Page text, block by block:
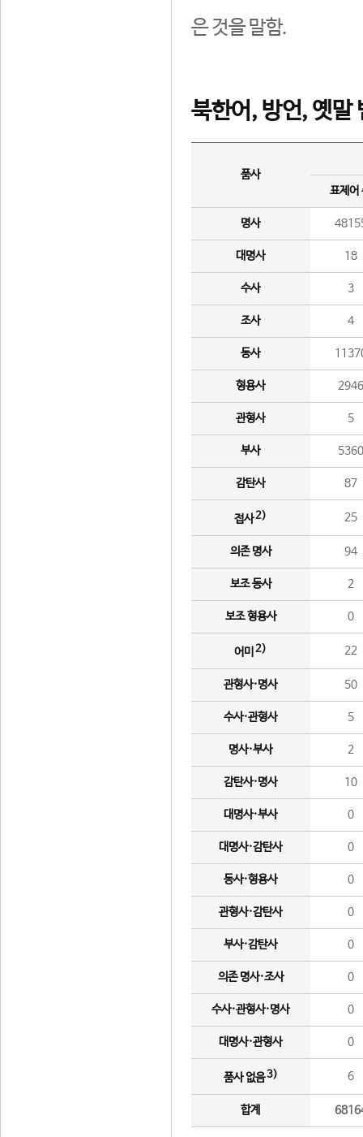
은 것을 말함.
북한어, 방언, 옛말
품사
표제어
명사
대명사 18
수사 3
조사 4
동사
형용사 2946
관형사 5
부사 5360
감탄사 87
접사2) 25
의존 명사 94
보조 동사 2
보조 형용사 0
어미 2) 22
관형사·명사 50
수사·관형사 5
명사·부사 2
감탄사·명사 10
대명사·부사 0
대명사·감탄사 0
동사·형용사 0
관형사·감탄사 0
부사·감탄사 0
의존 명사·조사 0
수사·관형사·명사 0
대명사·관형사 0
품사 없음3) 6
합계